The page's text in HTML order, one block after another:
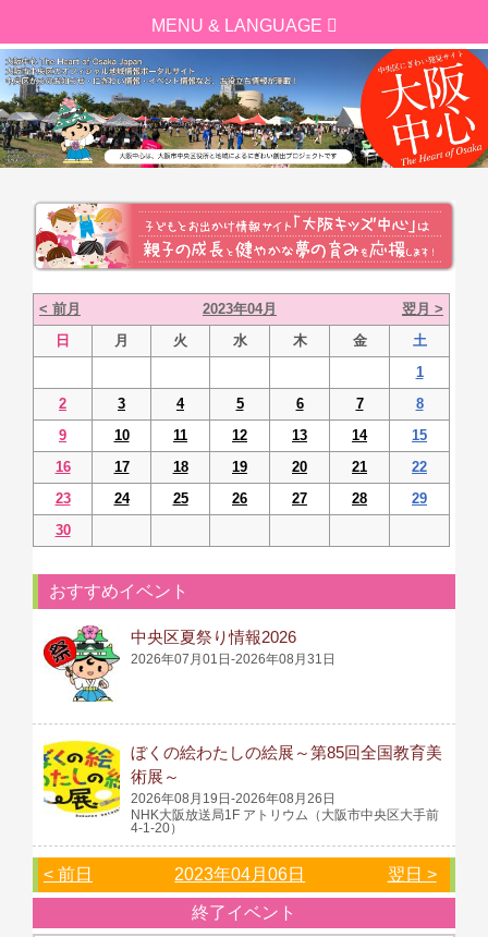
< 前月 2023年04月
翌月 >
日
月 火 水 木 金
土
1
2
3 4 5 6 7
8
9
10 11 12 13 14
15
16
17 18 19 20 21
22
23
24 25 26 27 28
29
30
おすすめイベント
中央区夏祭り情報2026
2026年07月01日-2026年08月31日
ぼくの絵わたしの絵展～第85回全国教育美
術展～
2026年08月19日-2026年08月26日
NHK大阪放送局1F アトリウム（大阪市中央区大手前
4-1-20）
< 前日 2023年04月06日 翌日 >
終了イベント